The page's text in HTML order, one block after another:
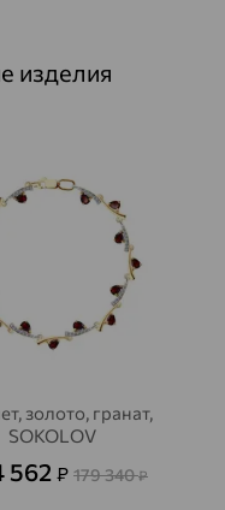
изделия
золото, гранат,
SOKOLOV
562 ₽ 179 340₽